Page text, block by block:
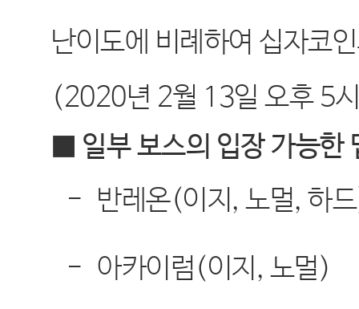
난이도에 비례하여 십자코
(2020년 2월 13일 오후 5
■ 일부 보스의 입장 가능한
- 반레온(이지 ,노멀,하드
- 아카이럼 (이지 , 노멀)